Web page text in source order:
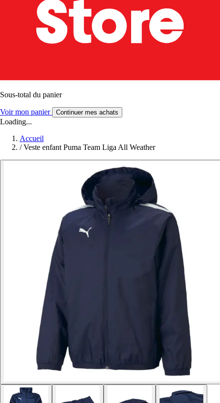
Sous-total du panier
Voir mon panier Continuer mes achats
Loading...
Accueil
/ Veste enfant Puma Team Liga All Weather